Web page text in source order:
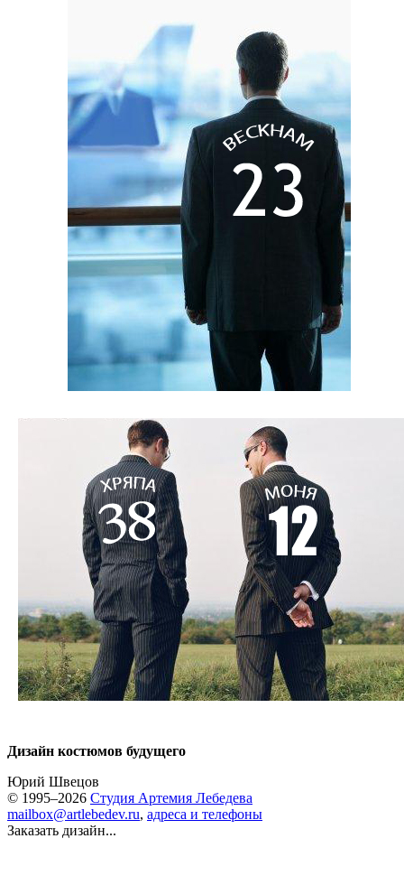
Дизайн костюмов будущего
Юрий Швецов
© 1995–2026 Студия Артемия Лебедева
mailbox@artlebedev.ru, адреса и телефоны
Заказать дизайн...